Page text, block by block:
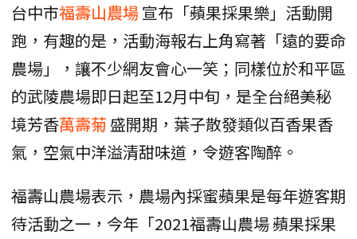
台中市福壽山農場宣布「蘋果採果樂」活動開
跑，有趣的是，活動海報右上角寫著「遠的要命
農場」，讓不少網友會心一笑；同樣位於和平區
的武陵農場即日起至12月中旬，是全台絕美秘
境芳香萬壽菊 盛開期，葉子散發類似百香果香
氣，空氣中洋溢清甜味道，令遊客陶醉。
福壽山農場表示，農場內採蜜蘋果是每年遊客期
待活動之一，今年「2021福壽山農場 蘋果採果